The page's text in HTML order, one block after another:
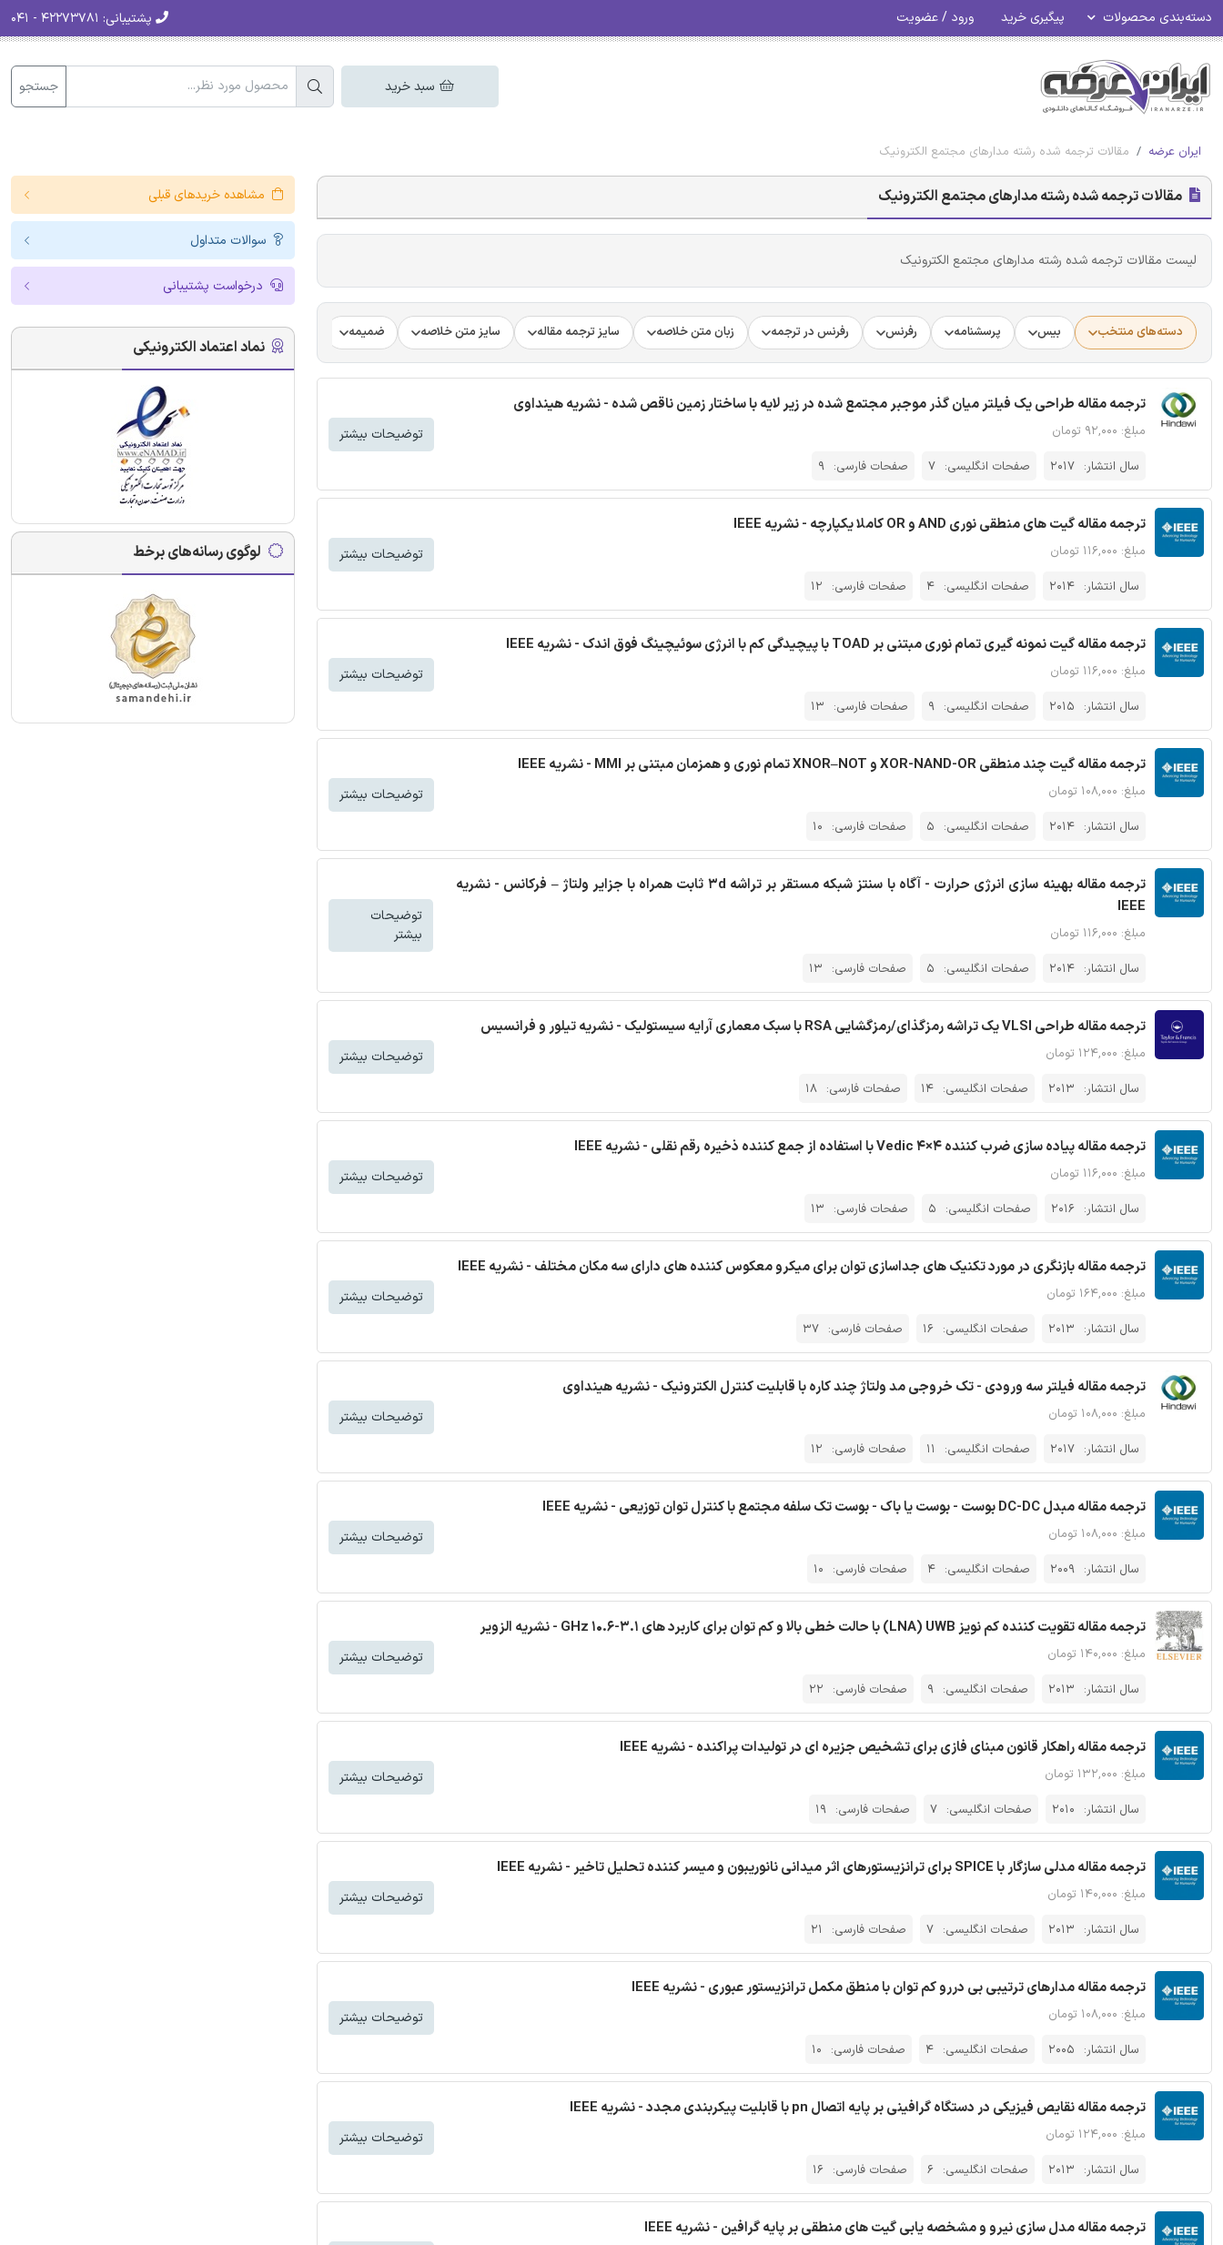
دسته‌بندی محصولات پیگیری خرید ورود / عضویت پشتیبانی:
سبد خرید جستجو
ایران عرضه مقالات ترجمه شده رشته مدارهای مجتمع الکترونیک
مقالات ترجمه شده رشته مدارهای مجتمع الکترونیک
لیست مقالات ترجمه شده رشته مدارهای مجتمع الکترونیک
دسته‌های منتخب بیس پرسشنامه رفرنس رفرنس در ترجمه زبان متن خلاصه سایز ترجمه مقاله سایز متن خلاصه ضمیمه فرضیه فرمت ترجمه مقاله فرمت مقاله انگلیسی
ترجمه مقاله طراحی یک فیلتر میان گذر موجبر مجتمع شده در زیر لایه با ساختار زمین ناقص شده - نشریه هینداوی
مبلغ: ۹۲,۰۰۰ تومان
سال انتشار: 2017 صفحات انگلیسی: 7 صفحات فارسی: 9
توضیحات بیشتر
ترجمه مقاله گیت های منطقی نوری AND و OR کاملا یکپارچه - نشریه IEEE
مبلغ: ۱۱۶,۰۰۰ تومان
سال انتشار: 2014 صفحات انگلیسی: 4 صفحات فارسی: 12
توضیحات بیشتر
ترجمه مقاله گیت نمونه گیری تمام نوری مبتنی بر TOAD با پیچیدگی کم با انرژی سوئیچینگ فوق اندک - نشریه IEEE
مبلغ: ۱۱۶,۰۰۰ تومان
سال انتشار: 2015 صفحات انگلیسی: 9 صفحات فارسی: 13
توضیحات بیشتر
ترجمه مقاله گیت چند منطقی XOR-NAND-OR و XNOR–NOT تمام نوری و همزمان مبتنی بر MMI - نشریه IEEE
مبلغ: ۱۰۸,۰۰۰ تومان
سال انتشار: 2014 صفحات انگلیسی: 5 صفحات فارسی: 10
توضیحات بیشتر
ترجمه مقاله بهینه سازی انرژی حرارت - آگاه با سنتز شبکه مستقر بر تراشه 3d ثابت همراه با جزایر ولتاژ – فرکانس - نشریه
IEEE
مبلغ: ۱۱۶,۰۰۰ تومان
سال انتشار: 2014 صفحات انگلیسی: 5 صفحات فارسی: 13
توضیحات
بیشتر
ترجمه مقاله طراحی VLSI یک تراشه رمزگذای/رمزگشایی RSA با سبک معماری آرایه سیستولیک - نشریه تیلور و فرانسیس
مبلغ: ۱۲۴,۰۰۰ تومان
سال انتشار: 2013 صفحات انگلیسی: 14 صفحات فارسی: 18
توضیحات بیشتر
ترجمه مقاله پیاده سازی ضرب کننده 4×4 Vedic با استفاده از جمع کننده ذخیره رقم نقلی - نشریه IEEE
مبلغ: ۱۱۶,۰۰۰ تومان
سال انتشار: 2016 صفحات انگلیسی: 5 صفحات فارسی: 13
توضیحات بیشتر
ترجمه مقاله بازنگری در مورد تکنیک های جداسازی توان برای میکرو معکوس‌ کننده های دارای سه مکان مختلف - نشریه IEEE
مبلغ: ۱۶۴,۰۰۰ تومان
سال انتشار: 2013 صفحات انگلیسی: 16 صفحات فارسی: 37
توضیحات بیشتر
ترجمه مقاله فیلتر سه ورودی - تک خروجی مد ولتاژ چند کاره با قابلیت کنترل الکترونیک - نشریه هینداوی
مبلغ: ۱۰۸,۰۰۰ تومان
سال انتشار: 2017 صفحات انگلیسی: 11 صفحات فارسی: 12
توضیحات بیشتر
ترجمه مقاله مبدل DC-DC بوست - بوست یا باک - بوست تک سلفه مجتمع با کنترل توان توزیعی - نشریه IEEE
مبلغ: ۱۰۸,۰۰۰ تومان
سال انتشار: 2009 صفحات انگلیسی: 4 صفحات فارسی: 10
توضیحات بیشتر
ترجمه مقاله تقویت کننده کم نویز LNA) UWB) با حالت خطی بالا و کم توان برای کاربرد های 3.1-10.6 GHz - نشریه الزویر
مبلغ: ۱۴۰,۰۰۰ تومان
سال انتشار: 2013 صفحات انگلیسی: 9 صفحات فارسی: 22
توضیحات بیشتر
ترجمه مقاله راهکار قانون مبنای فازی برای تشخیص جزیره ای در تولیدات پراکنده - نشریه IEEE
مبلغ: ۱۳۲,۰۰۰ تومان
سال انتشار: 2010 صفحات انگلیسی: 7 صفحات فارسی: 19
توضیحات بیشتر
ترجمه مقاله مدلی سازگار با SPICE برای ترانزیستورهای اثر میدانی نانوریبون و میسر کننده تحلیل تاخیر - نشریه IEEE
مبلغ: ۱۴۰,۰۰۰ تومان
سال انتشار: 2013 صفحات انگلیسی: 7 صفحات فارسی: 21
توضیحات بیشتر
ترجمه مقاله مدارهای ترتیبی بی دررو کم توان با منطق مکمل ترانزیستور عبوری - نشریه IEEE
مبلغ: ۱۰۸,۰۰۰ تومان
سال انتشار: 2005 صفحات انگلیسی: 4 صفحات فارسی: 10
توضیحات بیشتر
ترجمه مقاله نقایص فیزیکی در دستگاه گرافینی بر پایه اتصال pn با قابلیت پیکربندی مجدد - نشریه IEEE
مبلغ: ۱۲۴,۰۰۰ تومان
سال انتشار: 2013 صفحات انگلیسی: 6 صفحات فارسی: 16
توضیحات بیشتر
ترجمه مقاله مدل سازی نیرو و مشخصه یابی گیت های منطقی بر پایه گرافین - نشریه IEEE
مشاهده خریدهای قبلی
سوالات متداول
درخواست پشتیبانی
نماد اعتماد الکترونیکی
لوگوی رسانه‌های برخط